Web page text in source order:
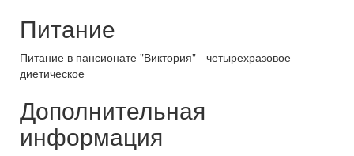
Питание
Питание в пансионате "Виктория" - четырехразовое
диетическое
Дополнительная
информация